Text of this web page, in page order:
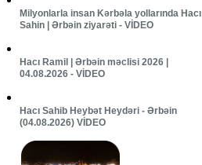
Milyonlarla insan Kərbəla yollarında Hacı
Sahin | Ərbəin ziyarəti - VİDEO
Hacı Ramil | Ərbəin məclisi 2026 |
04.08.2026 - VİDEO
Hacı Sahib Heybət Heydəri - Ərbəin
(04.08.2026) VİDEO